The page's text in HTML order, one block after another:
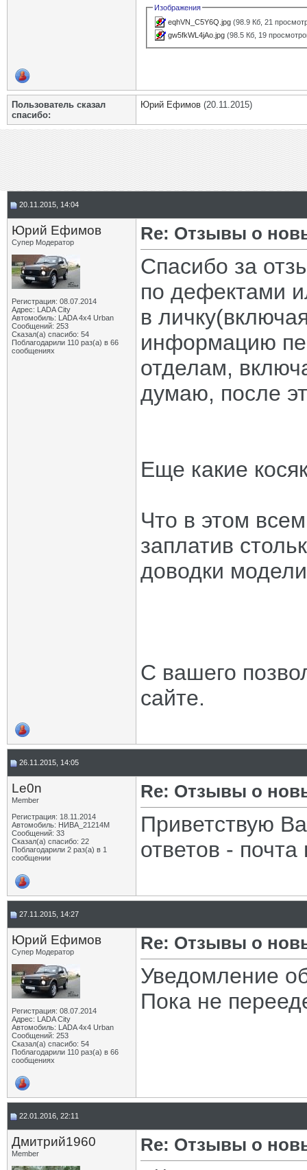
Изображения
eqhVN_C5Y6Q.jpg (98.9 Кб, 21
gw5fkWL4jAo.jpg (98.5 Кб, 19
Пользователь сказал
cпасибо:
Юрий Ефимов (20.11.2015)
20.11.2015, 14:04
Юрий Ефимов
Супер Модератор
Регистрация: 08.07.2014
Адрес: LADA City
Автомобиль: LADA 4x4 Urban
Сообщений: 253
Сказал(а) спасибо: 54
Поблагодарили 110 раз(а) в 66
сообщениях
Re: Отзывы о
Спасибо за
по дефектами
в
информацию
отделам,
думаю, после
Еще какие
Что в этом
заплатив
доводки
С вашего
сайте.
26.11.2015, 14:05
Le0n
Member
Регистрация: 18.11.2014
Автомобиль: НИВА_21214М
Сообщений: 33
Сказал(а) спасибо: 22
Поблагодарили 2 раз(а) в 1
сообщении
Re: Отзывы о
Приветствую
ответов -
27.11.2015, 14:27
Юрий Ефимов
Супер Модератор
Регистрация: 08.07.2014
Адрес: LADA City
Автомобиль: LADA 4x4 Urban
Сообщений: 253
Сказал(а) спасибо: 54
Поблагодарили 110 раз(а) в 66
сообщениях
Re: Отзывы о
Уведомление
Пока не
22.01.2016, 22:11
Дмитрий1960
Member
Re: Отзывы о